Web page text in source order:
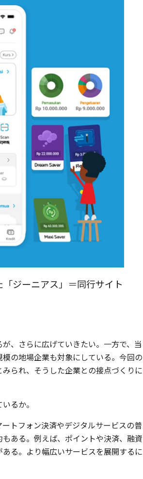
ジーニアス」＝同行サイト
、さらに広げていきたい。一方で、当
の地場企業も対象にしている。今回の
られ、そうした企業との接点づくりに
るか。
トフォン決済やデジタルサービスの普
ある。例えば、ポイントや決済、融資
る。より幅広いサービスを展開するに